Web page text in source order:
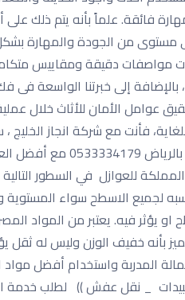
فائقة. علماً بأنه يتم ذلك
مستوى من الجودة
مواصفات دقيقة ومقاييس
بالإضافة إلى خبرتنا الواسعة
عوامل الأمان للأثاث خلال
فأنت مع شركة انجاز
أفضل شركة نقل
للعوازل في السطور التالية
لجميع الاسطح سواء
او يؤثر فيه. يعتبر من المواد
بأنه خفيف الوزن وليس له
المدربة واستخدام أفضل
_ نقل عفش )) لطلب خدمة الشركة